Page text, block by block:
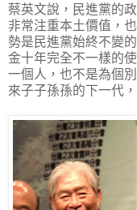
蔡英文說，民進黨的
非常注重本土價值，
勢是民進黨始終不變
金十年完全不一樣的
一個人，也不是為個
來子子孫孫的下一代